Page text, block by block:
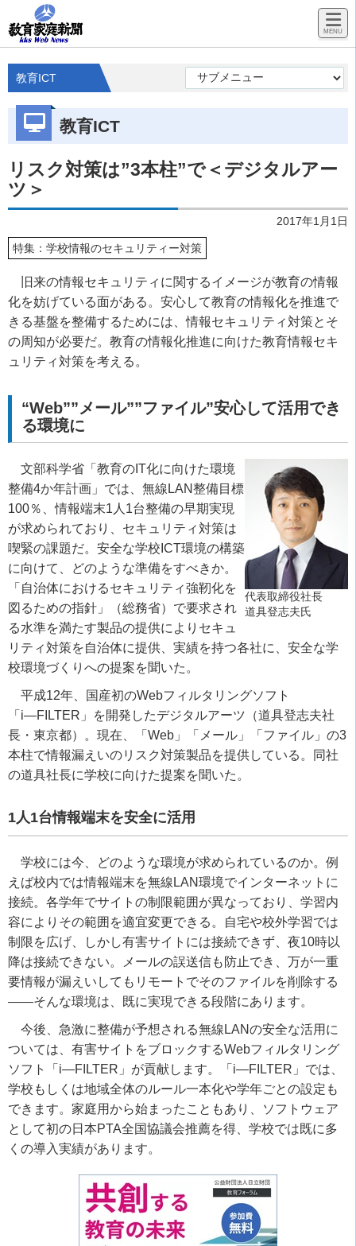
教育ICT
教育ICT
リスク対策は”3本柱”で＜デジタルアー
ツ＞
2017年1月1日
特集：学校情報のセキュリティー対策
旧来の情報セキュリティに関するイメージが教育の情報
化を妨げている面がある。安心して教育の情報化を推進で
きる基盤を整備するためには、情報セキュリティ対策とそ
の周知が必要だ。教育の情報化推進に向けた教育情報セキ
ュリティ対策を考える。
“Web””メール””ファイル”安心して活用でき
る環境に
代表取締役社長
道具登志夫氏
文部科学省「教育のIT化に向けた環境
整備4か年計画」では、無線LAN整備目標
100％、情報端末1人1台整備の早期実現
が求められており、セキュリティ対策は
喫緊の課題だ。安全な学校ICT環境の構築
に向けて、どのような準備をすべきか。
「自治体におけるセキュリティ強靭化を
図るための指針」（総務省）で要求され
る水準を満たす製品の提供によりセキュ
リティ対策を自治体に提供、実績を持つ各社に、安全な学
校環境づくりへの提案を聞いた。
平成12年、国産初のWebフィルタリングソフト
「i―FILTER」を開発したデジタルアーツ（道具登志夫社
長・東京都）。現在、「Web」「メール」「ファイル」の3
本柱で情報漏えいのリスク対策製品を提供している。同社
の道具社長に学校に向けた提案を聞いた。
1人1台情報端末を安全に活用
学校には今、どのような環境が求められているのか。例
えば校内では情報端末を無線LAN環境でインターネットに
接続。各学年でサイトの制限範囲が異なっており、学習内
容によりその範囲を適宜変更できる。自宅や校外学習では
制限を広げ、しかし有害サイトには接続できず、夜10時以
降は接続できない。メールの誤送信も防止でき、万が一重
要情報が漏えいしてもリモートでそのファイルを削除する
――そんな環境は、既に実現できる段階にあります。
今後、急激に整備が予想される無線LANの安全な活用に
ついては、有害サイトをブロックするWebフィルタリング
ソフト「i―FILTER」が貢献します。「i―FILTER」では、
学校もしくは地域全体のルール一本化や学年ごとの設定も
できます。家庭用から始まったこともあり、ソフトウェア
として初の日本PTA全国協議会推薦を得、学校では既に多
くの導入実績があります。